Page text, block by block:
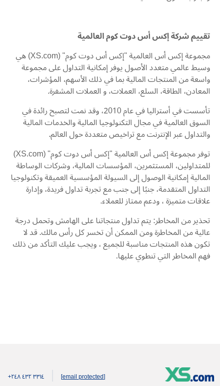
تقييم شركة إكس أس دوت كوم العالمية
مجموعة إكس أس العالمية "إكس أس دوت كوم" (XS.com) هي
وسيط عالمي متعدد الأصول يوفر إمكانية التداول على مجموعة
واسعة من المنتجات المالية بما في ذلك الأسهم، المؤشرات،
المعادن، الطاقة، السلع، العملات، و العملات المشفرة.
تأسست في أستراليا في عام 2010، وقد نمت لتصبح رائدة في
السوق العالمية في مجال التكنولوجيا المالية والخدمات المالية
والتداول عبر الإنترنت مع تراخيص متعددة حول العالم.
توفر مجموعة إكس أس العالمية "إكس أس دوت كوم" (XS.com)
للمتداولين، المستثمرين، المؤسسات المالية، وشركات الوساطة
المالية إمكانية الوصول إلى السيولة المؤسسية العميقة وتكنولوجيا
التداول المتقدمة، جنبًا إلى جنب مع تجربة تداول فريدة، وإدارة
علاقات متميزة ، ودعم ممتاز للعملاء.
تحذير من المخاطر: يتم تداول منتجاتنا على الهامش وتحمل درجة
عالية من المخاطرة ومن الممكن أن تخسر كل رأس مالك. قد لا
تكون هذه المنتجات مناسبة للجميع ، ويجب عليك التأكد من ذلك
فهم المخاطر التي تنطوي عليها.
[email protected] +۲٤۸ ٤۳۲ ۳۳۱٤